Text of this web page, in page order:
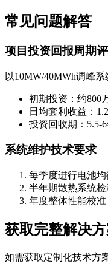
常见问题解答
项目投资回报周期
以10MW/40MWh调峰系
初期投资：约800
日均套利收益：
投资回收期：5.5-
系统维护技术要求
每季度进行电池均
半年期散热系统检
年度整体性能校准
获取完整解决
如需获取定制化技术方